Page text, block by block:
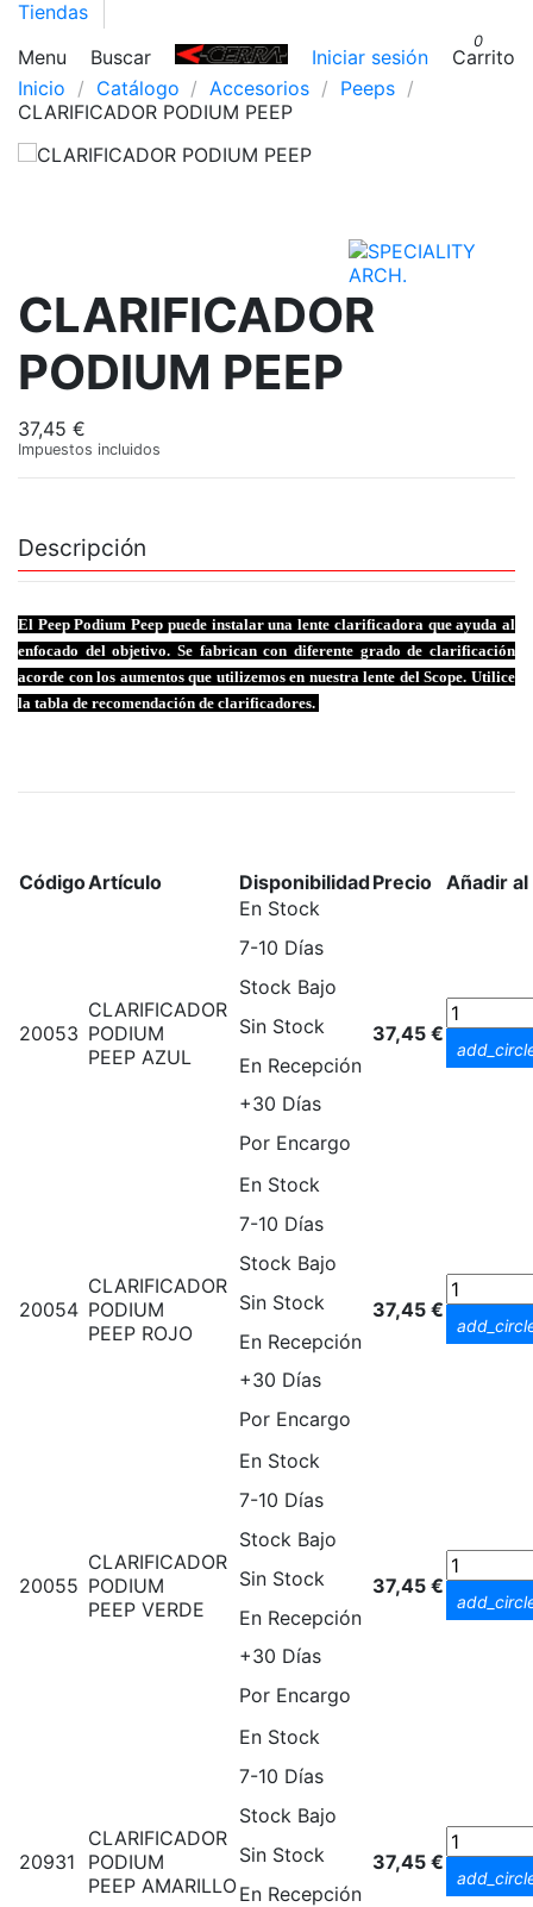
Tiendas
Menu
Buscar Iniciar sesión
0
Carrito
Inicio
Catálogo Accesorios
Peeps
CLARIFICADOR PODIUM PEEP
CLARIFICADOR
PODIUM PEEP
37,45 €
Impuestos incluidos
Descripción
El Peep Podium Peep puede instalar una lente clarificadora que ayuda al
enfocado del objetivo. Se fabrican con diferente grado de clarificación
acorde con los aumentos que utilizemos en nuestra lente del Scope. Utilice
la tabla de recomendación de clarificadores.
CódigoArtículo DisponibilidadPrecio Añadir
20053
CLARIFICADOR
PODIUM
PEEP AZUL
En Stock
7-10 Días
Stock Bajo
Sin Stock
En Recepción
+30 Días
Por Encargo
37,45 €
20054
CLARIFICADOR
PODIUM
PEEP ROJO
En Stock
7-10 Días
Stock Bajo
Sin Stock
En Recepción
+30 Días
Por Encargo
37,45 €
20055
CLARIFICADOR
PODIUM
PEEP VERDE
En Stock
7-10 Días
Stock Bajo
Sin Stock
En Recepción
+30 Días
Por Encargo
37,45 €
20931
CLARIFICADOR
PODIUM
PEEP AMARILLO
En Stock
7-10 Días
Stock Bajo
Sin Stock
En Recepción
37,45 €